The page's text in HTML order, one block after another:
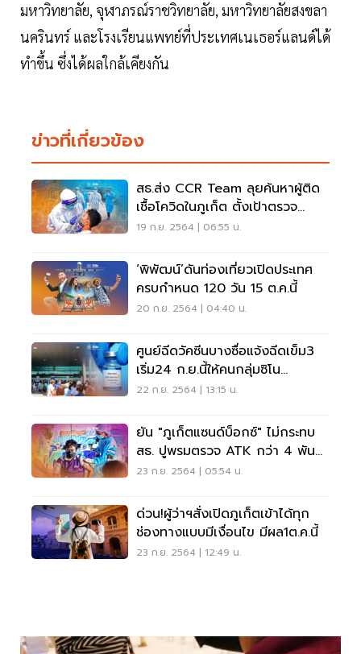
มหาวิทยาลัย, จุฬาภรณ์ราชวิทยาลัย, มหาวิทยาลัยสงขลา
นครินทร์ และโรงเรียนแพทย์ที่ประเทศเนเธอร์แลนด์ได้
ทำขึ้น ซึ่งได้ผลใกล้เคียงกัน
ข่าวที่เกี่ยวข้อง
สธ.ส่ง CCR Team ลุยค้นหาผู้ติด
เชื้อโควิดในภูเก็ต ตั้งเป้าตรวจ
25,000 ใน 3 วัน
19 ก.ย. 2564 | 06:55 น.
‘พิพัฒน์’ดันท่องเที่ยวเปิดประเทศ
ครบกำหนด 120 วัน 15 ต.ค.นี้
20 ก.ย. 2564 | 04:40 น.
ศูนย์ฉีดวัคซีนบางซื่อแจ้งฉีดเข็ม3
เริ่ม24 ก.ย.นี้ให้คนกลุ่มซิโน
แวค2เข็ม
22 ก.ย. 2564 | 13:15 น.
ยัน "ภูเก็ตแซนด์บ็อกซ์" ไม่กระทบ
สธ. ปูพรมตรวจ ATK กว่า 4 พัน
ราย พบผลบวก 5.07%
23 ก.ย. 2564 | 05:54 น.
ด่วน!ผู้ว่าฯสั่งเปิดภูเก็ตเข้าได้ทุก
ช่องทางแบบมีเงื่อนไข มีผล1ต.ค.นี้
23 ก.ย. 2564 | 12:49 น.